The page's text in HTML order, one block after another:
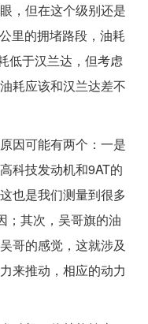
，但在这个级别还是
里的拥堵路段，油耗
低于汉兰达，但考虑
耗应该和汉兰达差不
因可能有两个：一是
科技发动机和9AT的
也是我们测量到很多
；其次，吴哥旗的油
哥的感觉，这就涉及
来推动，相应的动力